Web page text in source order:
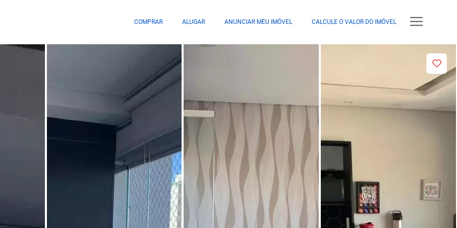
COMPRAR ALUGAR ANUNCIAR MEU IMÓVEL CALCULE O VALOR DO IMÓVEL